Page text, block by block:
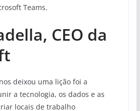
Teams.
CEO da
deixou uma lição foi a
a tecnologia, os dados e as
locais de trabalho